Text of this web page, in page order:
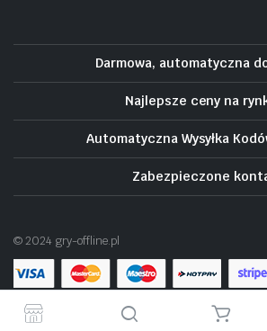
Darmowa, automatyczna
Najlepsze ceny na
Automatyczna Wysyłka
Zabezpieczone
© 2024 gry-offline.pl